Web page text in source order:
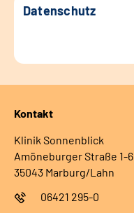
Datenschutz
Kontakt
Klinik Sonnenblick
Amöneburger Straße 1-6
35043 Marburg/Lahn
06421 295-0